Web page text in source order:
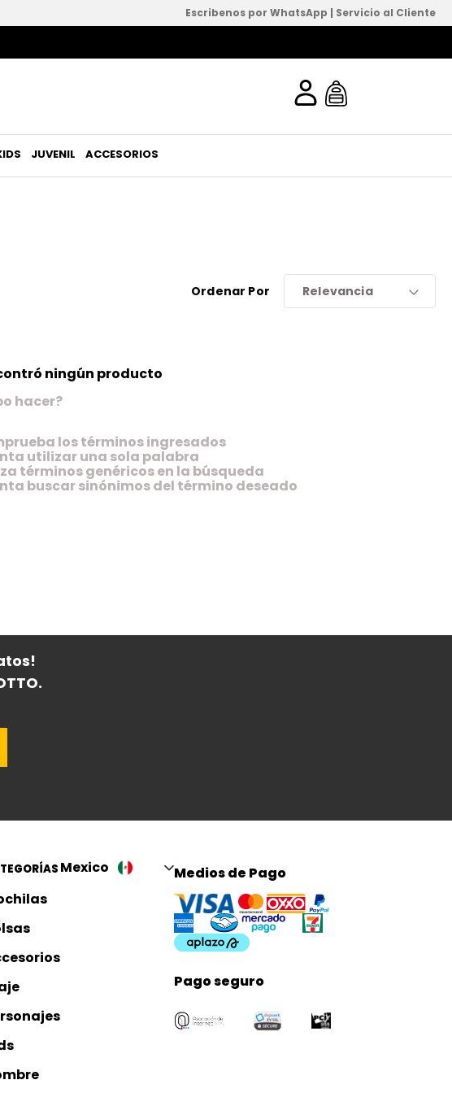
Escribenos por WhatsApp | Servicio al Cliente
JUVENIL ACCESORIOS
Ordenar Por Relevancia
ningún producto
hacer?
los términos ingresados
utilizar una sola palabra
términos genéricos en la búsqueda
buscar sinónimos del término deseado
Mexico Medios de Pago
Pago seguro